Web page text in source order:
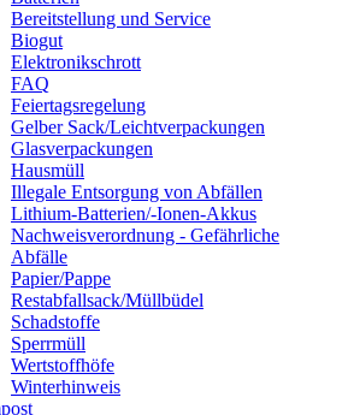
Bereitstellung und Service
Biogut
Elektronikschrott
FAQ
Feiertagsregelung
Gelber Sack/Leichtverpackungen
Glasverpackungen
Hausmüll
Illegale Entsorgung von Abfällen
Lithium-Batterien/-Ionen-Akkus
Nachweisverordnung - Gefährliche
Abfälle
Papier/Pappe
Restabfallsack/Müllbüdel
Schadstoffe
Sperrmüll
Wertstoffhöfe
Winterhinweis